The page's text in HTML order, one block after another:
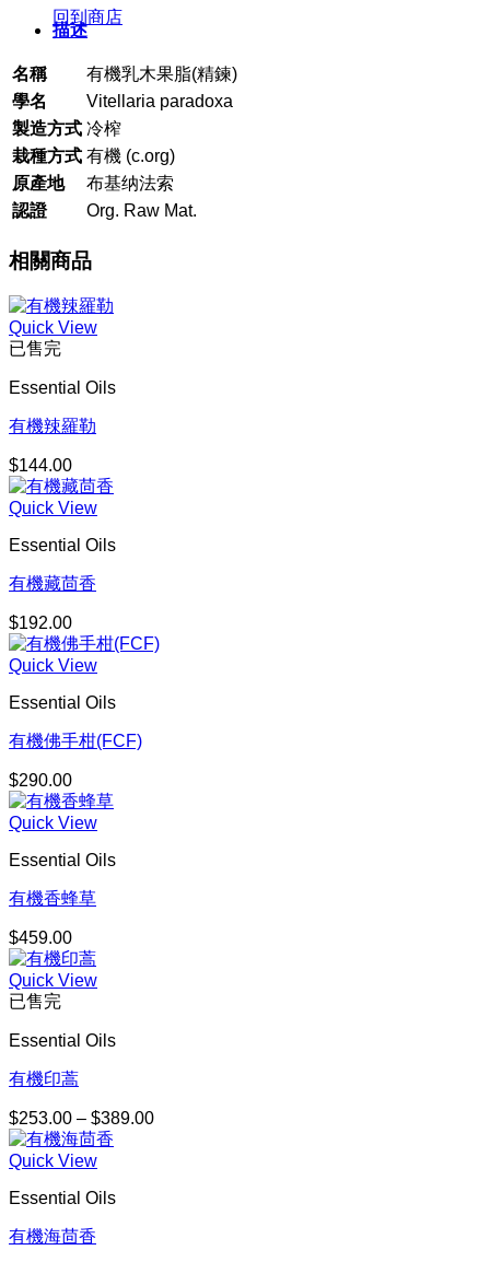
回到商店
果
(精
鍊)
數
量
描述
名稱
有機乳木果脂(精鍊)
學名
Vitellaria paradoxa
製造方式 冷榨
栽種方式 有機 (c.org)
原產地
布基纳法索
認證
Org. Raw Mat.
相關商品
Quick View
已售完
Essential Oils
有機辣羅勒
$144.00
Quick View
Essential Oils
有機藏茴香
$192.00
Quick View
Essential Oils
有機佛手柑(FCF)
$290.00
Quick View
Essential Oils
有機香蜂草
$459.00
Quick View
已售完
Essential Oils
有機印蒿
$253.00 – $389.00價
Quick View
Essential Oils
有機海茴香